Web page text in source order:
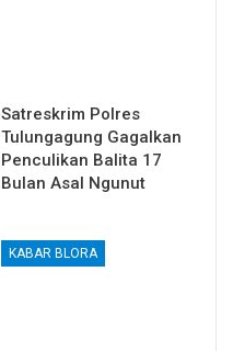
Satreskrim Polres
Tulungagung Gagalkan
Penculikan Balita 17
Bulan Asal Ngunut
KABAR BLORA